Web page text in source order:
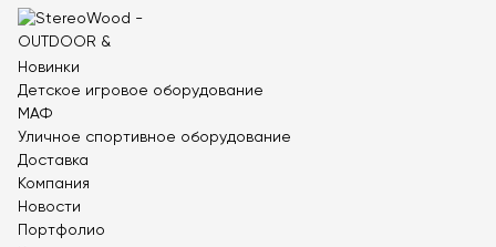
Спортивные площадки в ЭКО-стиле
Уличные тренажеры
УРБАНИКА спорт
Футбольные ворота
Новинки
Детское игровое оборудование
МАФ
Уличное спортивное оборудование
Доставка
Компания
Новости
Портфолио